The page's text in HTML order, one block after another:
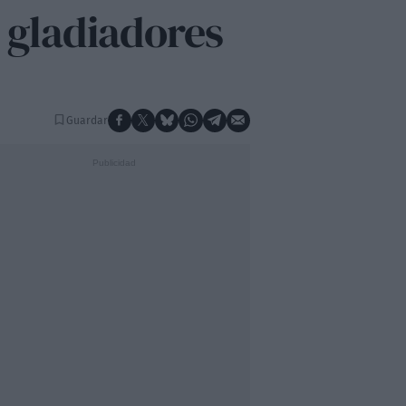
Guardar